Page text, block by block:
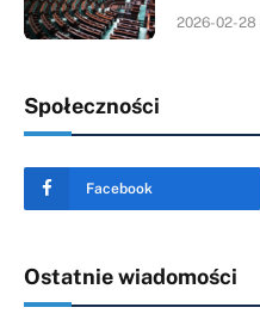
2026-02-28
Społeczności
Facebook
Ostatnie wiadomości